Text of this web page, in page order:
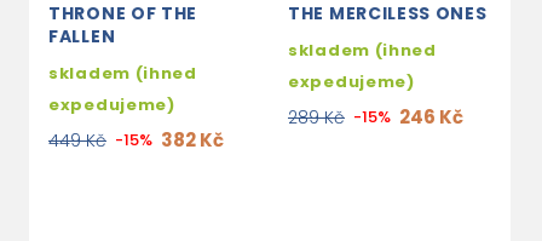
THRONE OF THE
FALLEN
skladem (ihned
expedujeme)
449 Kč -15% 382 Kč
THE MERCILESS ONES
skladem (ihned
expedujeme)
289 Kč -15% 246 Kč